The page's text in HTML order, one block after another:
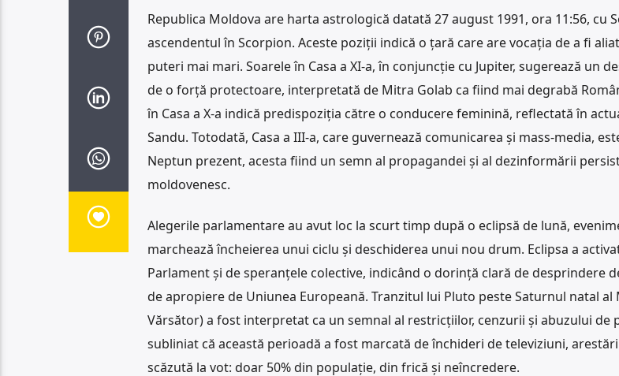
Republica Moldova are harta astrologică datată 27 august 1991, ora 11:56, cu
ascendentul în Scorpion. Aceste poziții indică o țară care are vocația de a fi
puteri mai mari. Soarele în Casa a XI-a, în conjuncție cu Jupiter, sugerează un
de o forță protectoare, interpretată de Mitra Golab ca fiind mai degrabă
în Casa a X-a indică predispoziția către o conducere feminină, reflectată în
Sandu. Totodată, Casa a III-a, care guvernează comunicarea și mass-media,
Neptun prezent, acesta fiind un semn al propagandei și al dezinformării
moldovenesc.
Alegerile parlamentare au avut loc la scurt timp după o eclipsă de lună,
marchează încheierea unui ciclu și deschiderea unui nou drum. Eclipsa a
Parlament și de speranțele colective, indicând o dorință clară de desprindere
de apropiere de Uniunea Europeană. Tranzitul lui Pluto peste Saturnul natal al
Vărsător) a fost interpretat ca un semnal al restricțiilor, cenzurii și abuzului de
subliniat că această perioadă a fost marcată de închideri de televiziuni,
scăzută la vot: doar 50% din populație, din frică și neîncredere.